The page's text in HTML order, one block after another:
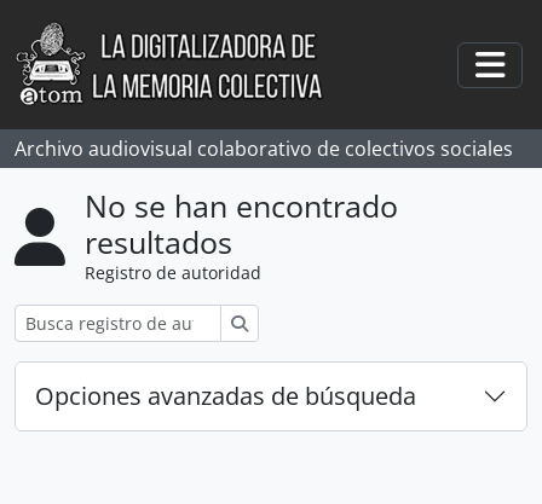
Skip to main content
Archivo audiovisual colaborativo de colectivos sociales
No se han encontrado
resultados
Registro de autoridad
Opciones avanzadas de búsqueda